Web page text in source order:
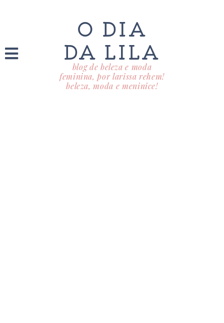
O DIA
DA LILA
blog de beleza e moda
feminina, por larissa rehem!
beleza, moda e meninice!